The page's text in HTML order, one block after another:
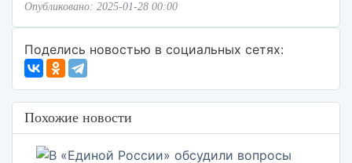
Опубликовано: 2025-01-28 00:00
Поделись новостью в социальных сетях:
Похожие новости